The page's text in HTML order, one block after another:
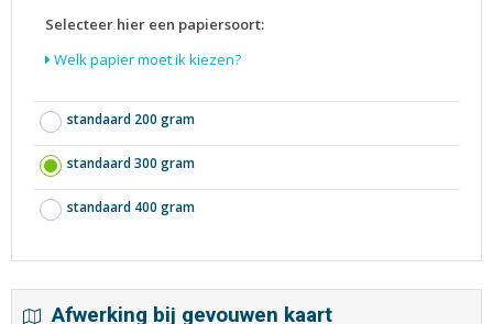
Selecteer hier een papiersoort:
Welk papier moet ik kiezen?
standaard 200 gram
standaard 300 gram
standaard 400 gram
Afwerking bij gevouwen kaart